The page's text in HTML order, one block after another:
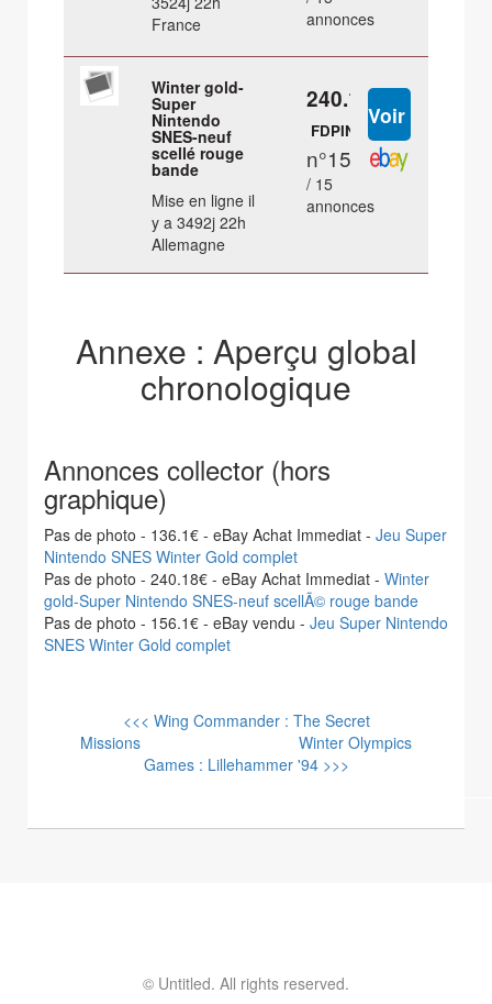
France
annonces
Winter gold-
Super
Nintendo
SNES-neuf
scellé rouge
bande
Mise en ligne il
y a 3492j 22h
Allemagne
240.18 €
FDPIN
n°15
/ 15
annonces
Annexe : Aperçu global
chronologique
Annonces collector (hors
graphique)
Pas de photo - 136.1€ - eBay Achat Immediat - Jeu Super
Nintendo SNES Winter Gold complet
Pas de photo - 240.18€ - eBay Achat Immediat - Winter
gold-Super Nintendo SNES-neuf scellÃ© rouge bande
Pas de photo - 156.1€ - eBay vendu - Jeu Super Nintendo
SNES Winter Gold complet
<<< Wing Commander : The Secret
Missions
Winter Olympics
Games : Lillehammer '94 >>>
© Untitled. All rights reserved.